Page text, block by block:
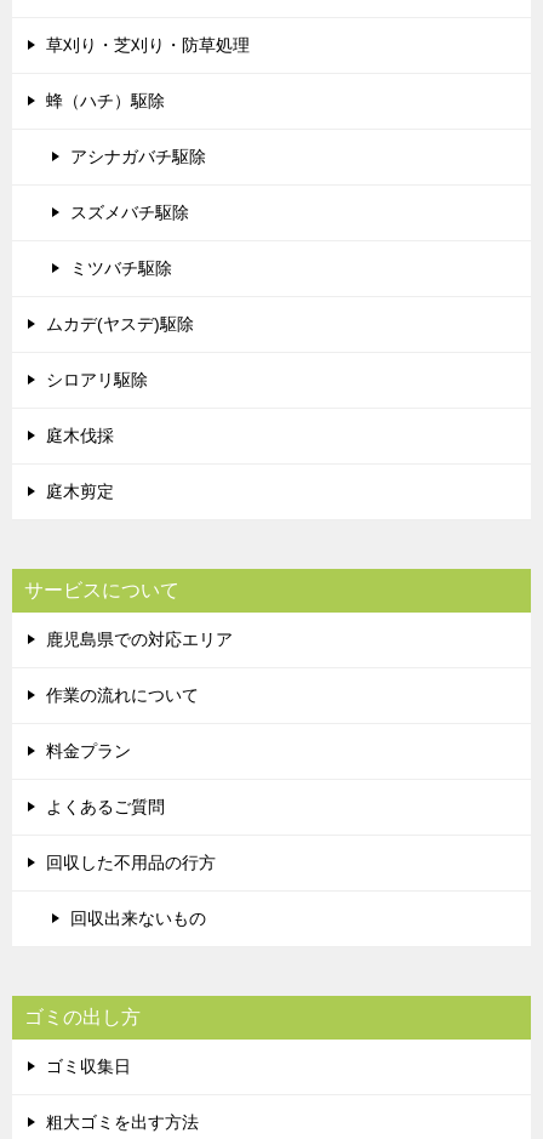
草刈り・芝刈り・防草処理
蜂（ハチ）駆除
アシナガバチ駆除
スズメバチ駆除
ミツバチ駆除
ムカデ(ヤスデ)駆除
シロアリ駆除
庭木伐採
庭木剪定
サービスについて
鹿児島県での対応エリア
作業の流れについて
料金プラン
よくあるご質問
回収した不用品の行方
回収出来ないもの
ゴミの出し方
ゴミ収集日
粗大ゴミを出す方法